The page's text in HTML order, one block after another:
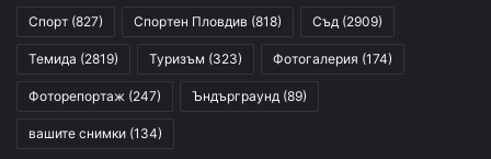
Спорт (827) Спортен Пловдив (818) Съд (2909)
Темида (2819) Туризъм (323) Фотогалерия (174)
Фоторепортаж (247) Ъндърграунд (89)
вашите снимки (134)